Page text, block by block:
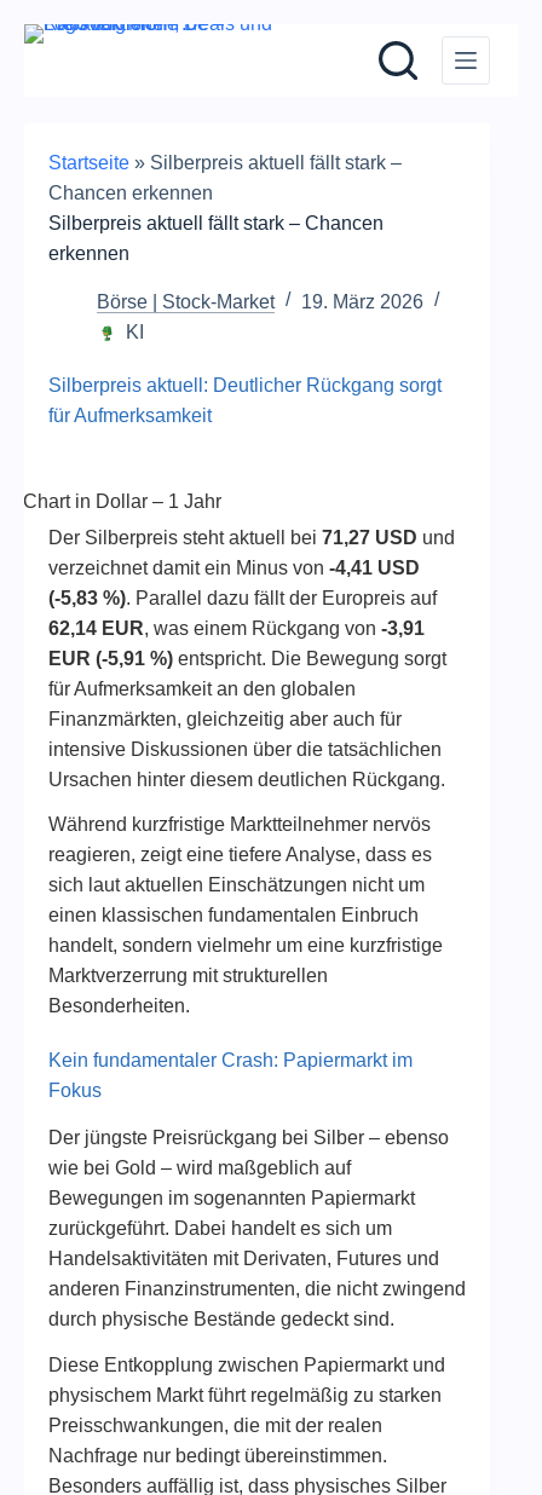
Zum
Startseite » Silberpreis aktuell fällt stark –
Chancen erkennen
Silberpreis aktuell fällt stark – Chancen
erkennen
Börse | Stock-Market
19. März 2026
KI
Silberpreis aktuell: Deutlicher Rückgang sorgt
für Aufmerksamkeit
Chart in Dollar – 1 Jahr
Der Silberpreis steht aktuell bei 71,27 USD und
verzeichnet damit ein Minus von -4,41 USD
(-5,83 %). Parallel dazu fällt der Europreis auf
62,14 EUR, was einem Rückgang von -3,91
EUR (-5,91 %) entspricht. Die Bewegung sorgt
für Aufmerksamkeit an den globalen
Finanzmärkten, gleichzeitig aber auch für
intensive Diskussionen über die tatsächlichen
Ursachen hinter diesem deutlichen Rückgang.
Während kurzfristige Marktteilnehmer nervös
reagieren, zeigt eine tiefere Analyse, dass es
sich laut aktuellen Einschätzungen nicht um
einen klassischen fundamentalen Einbruch
handelt, sondern vielmehr um eine kurzfristige
Marktverzerrung mit strukturellen
Besonderheiten.
Kein fundamentaler Crash: Papiermarkt im
Fokus
Der jüngste Preisrückgang bei Silber – ebenso
wie bei Gold – wird maßgeblich auf
Bewegungen im sogenannten Papiermarkt
zurückgeführt. Dabei handelt es sich um
Handelsaktivitäten mit Derivaten, Futures und
anderen Finanzinstrumenten, die nicht zwingend
durch physische Bestände gedeckt sind.
Diese Entkopplung zwischen Papiermarkt und
physischem Markt führt regelmäßig zu starken
Preisschwankungen, die mit der realen
Nachfrage nur bedingt übereinstimmen.
Besonders auffällig ist, dass physisches Silber